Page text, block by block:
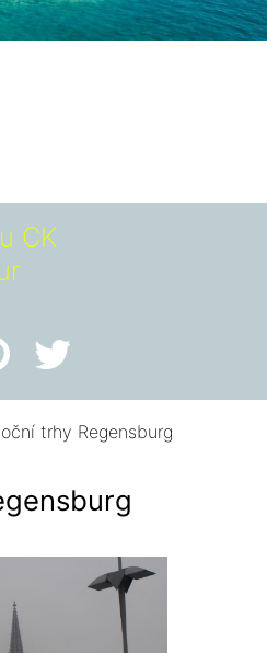
CK
trhy Regensburg